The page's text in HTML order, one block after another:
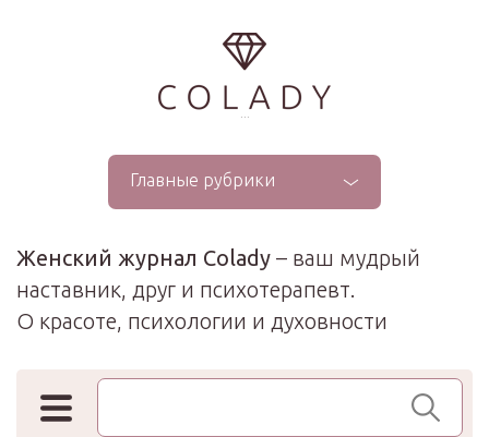
...
Главные рубрики
Женский журнал Colady – ваш мудрый
наставник, друг и психотерапевт.
О красоте, психологии и духовности
Поиск по сайту